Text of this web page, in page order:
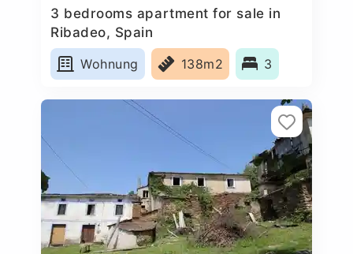
3 bedrooms apartment for sale in
Ribadeo, Spain
Wohnung
138m2 3